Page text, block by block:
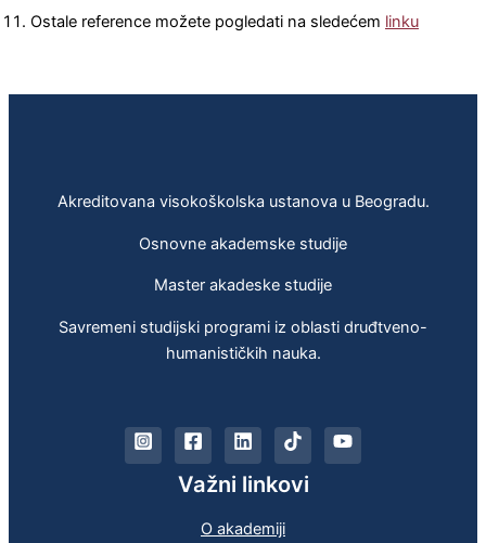
Ostale reference možete pogledati na sledećem linku
Akreditovana visokoškolska ustanova u Beogradu.
Osnovne akademske studije
Master akadeske studije
Savremeni studijski programi iz oblasti druđtveno-
humanističkih nauka.
Važni linkovi
O akademiji